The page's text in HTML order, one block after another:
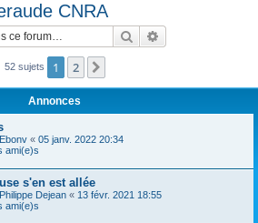
r
CNRA
Rechercher
52 sujets 1 2
Annonces
Ebonv « 05 janv. 2022 20:34
ami(e)s
s'en est allée
Philippe Dejean « 13 févr. 2021 18:55
ami(e)s